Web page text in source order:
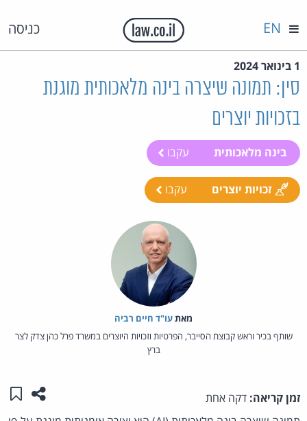
כניסה EN
1 בינואר 2024
סין: תמונה שיצרה בינה מלאכותית מוגנת
בזכויות יוצרים
בינה מלאכותית עקבו
זכויות יוצרים עקבו
מאת‏עו"ד חיים רביה
שותף בכיר וראש קבוצת הסייבר, הפרטיות וזכויות היוצרים במשרד פרל כהן צדק לצר
ברץ
זמן קריאה: דקה אחת שתפו